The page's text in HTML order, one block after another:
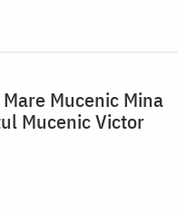
Mucenic Mina
Mucenic Victor